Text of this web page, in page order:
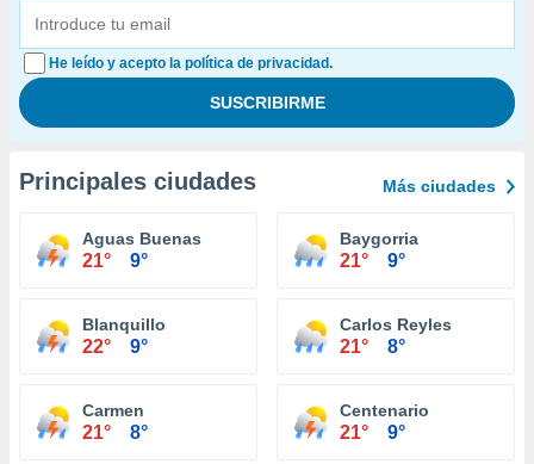
He leído y acepto la política de privacidad.
Principales ciudades Más ciudades
Aguas Buenas
21° 9°
Baygorria
21° 9°
Blanquillo
22° 9°
Carlos Reyles
21° 8°
Carmen
21° 8°
Centenario
21° 9°